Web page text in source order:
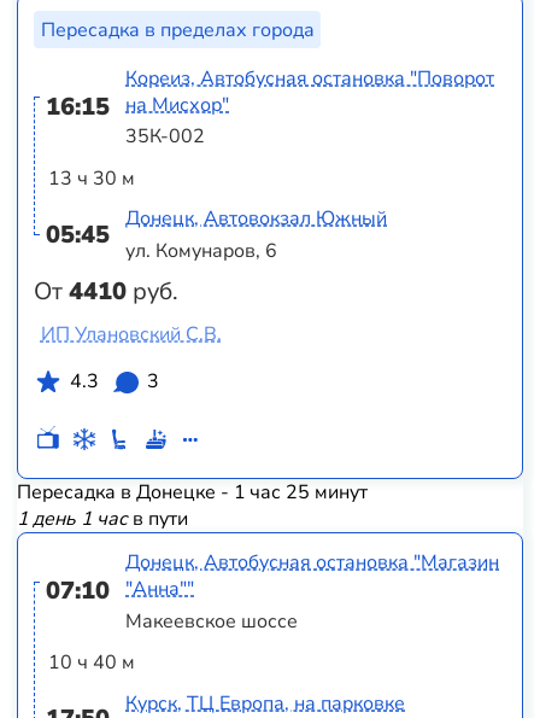
Пересадка в пределах города
16:15
13 ч 30 м
05:45
От4410 руб.
Кореиз, Автобусная остановка "Поворот
на Мисхор"
35К-002
Донецк, Автовокзал Южный
ул. Комунаров, 6
ИП Улановский С.В.
4.3
3
Пересадка в Донецке - 1 час 25 минут
1 день 1 часв пути
07:10
10 ч 40 м
Донецк, Автобусная остановка "Магазин
"Анна""
Макеевское шоссе
Курск, ТЦ Европа, на парковке